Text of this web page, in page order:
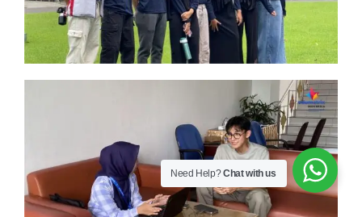
Need Help?Chat with us